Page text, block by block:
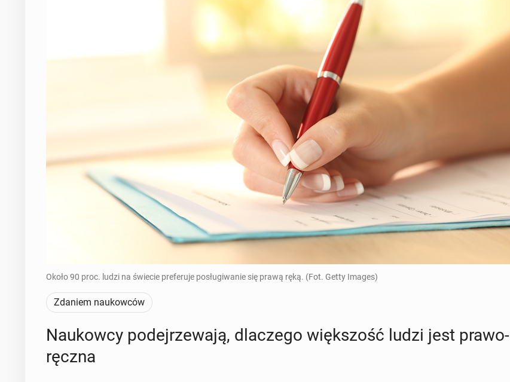
Około 90 proc. ludzi na świecie preferuje posługiwanie się prawą ręką. (Fot. Getty Images)
Zdaniem naukowców
Na­ukow­cy po­dej­rze­wa­ją, dla­cze­go więk­szość ludzi jest pra­wo­
ręcz­na